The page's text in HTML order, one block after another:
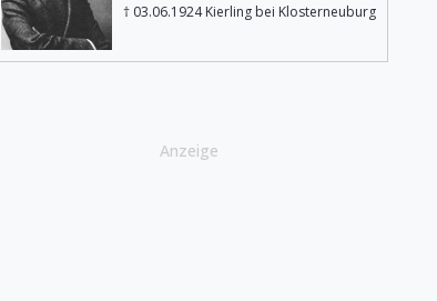
† 03.06.1924 Kierling bei Klosterneuburg
Anzeige